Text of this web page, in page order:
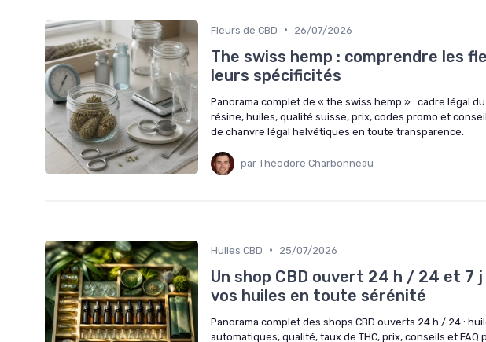
Fleurs de CBD • 26/07/2026
The swiss hemp : comprendre les
leurs spécificités
Panorama complet de « the swiss hemp » : cadre légal
résine, huiles, qualité suisse, prix, codes promo et
de chanvre légal helvétiques en toute transparence.
par Théodore Charbonneau
Huiles CBD • 25/07/2026
Un shop CBD ouvert 24 h / 24 et 7
vos huiles en toute sérénité
Panorama complet des shops CBD ouverts 24 h / 24 :
automatiques, qualité, taux de THC, prix, conseils et